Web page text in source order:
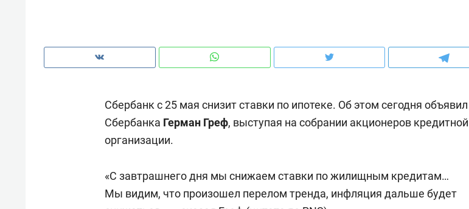
Сбербанк с 25 мая снизит ставки по ипотеке. Об этом сегодня
Сбербанка Герман Греф, выступая на собрании акционеров кредитной
организации.
«С завтрашнего дня мы снижаем ставки по жилищным кредитам…
Мы видим, что произошел перелом тренда, инфляция дальше будет